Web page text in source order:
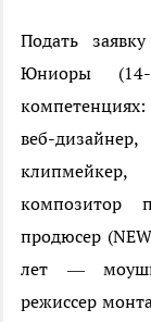
Подать
Юниоры
веб-
композитор
продюсер
лет — моушн-
режиссер